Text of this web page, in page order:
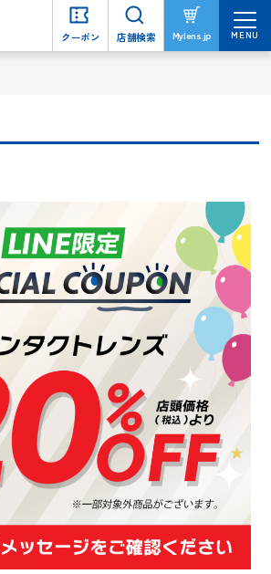
クーポン 店舗検索 Mylens.jp MENU
クーポン 店舗検索 Mylens.jp MENU